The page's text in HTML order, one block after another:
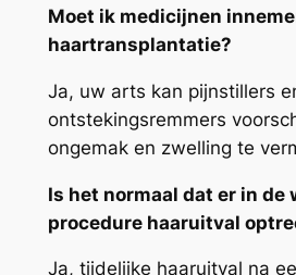
Moet ik medicijnen
haartransplantatie?
Ja, uw arts kan pijnstillers
ontstekingsremmers
ongemak en zwelling te
Is het normaal dat er in de
procedure haaruitval
Ja, tijdelijke haaruitval na